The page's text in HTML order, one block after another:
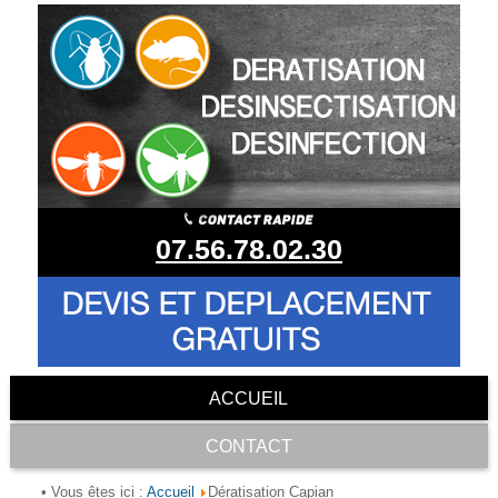
07.56.78.02.30
ACCUEIL
CONTACT
• Vous êtes ici : Accueil Dératisation Capian